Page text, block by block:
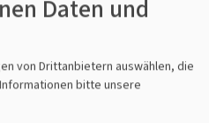
der
ThemeVK
Daten und
von Drittanbietern auswählen, die
bitte unsere